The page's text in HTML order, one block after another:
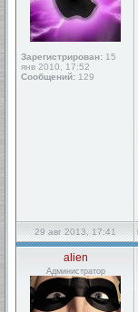
Зарегистрирован: 15
янв 2010, 17:52
Сообщений: 129
29 авг 2013, 17:41
alien
Администратор